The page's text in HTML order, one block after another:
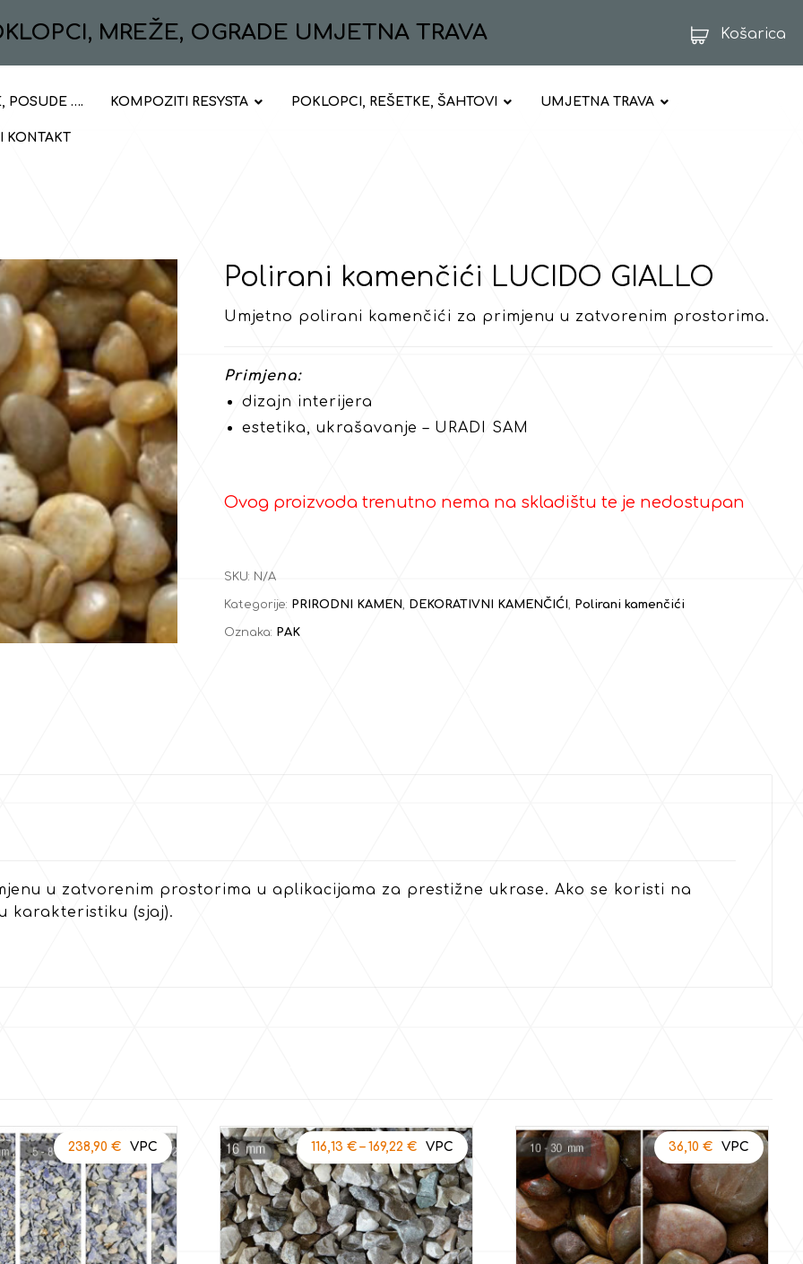
MREŽE, OGRADE UMJETNA TRAVA Košarica
POSUDE …. KOMPOZITI RESYSTA POKLOPCI, REŠETKE, ŠAHTOVI UMJETNA TRAVA
KONTAKT
Polirani kamenčići LUCIDO GIALLO
Umjetno polirani kamenčići za primjenu u zatvorenim prostorima.
Primjena:
dizajn interijera
estetika, ukrašavanje – URADI SAM
Ovog proizvoda trenutno nema na skladištu te je nedostupan
SKU: N/A
Kategorije: PRIRODNI KAMEN, DEKORATIVNI KAMENČIĆI, Polirani kamenčići
Oznaka: PAK
u zatvorenim prostorima u aplikacijama za prestižne ukrase. Ako se koristi na
karakteristiku (sjaj).
238,90€ 116,13€ –169,22€ 36,10€